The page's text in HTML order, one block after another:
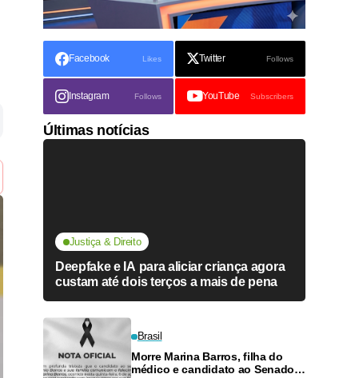
Facebook Likes Twitter Follows
Instagram Follows YouTube Subscribers
Últimas notícias
Justiça & Direito
Deepfake e IA para aliciar criança agora
custam até dois terços a mais de pena
Brasil
Morre Marina Barros, filha do
médico e candidato ao Senado